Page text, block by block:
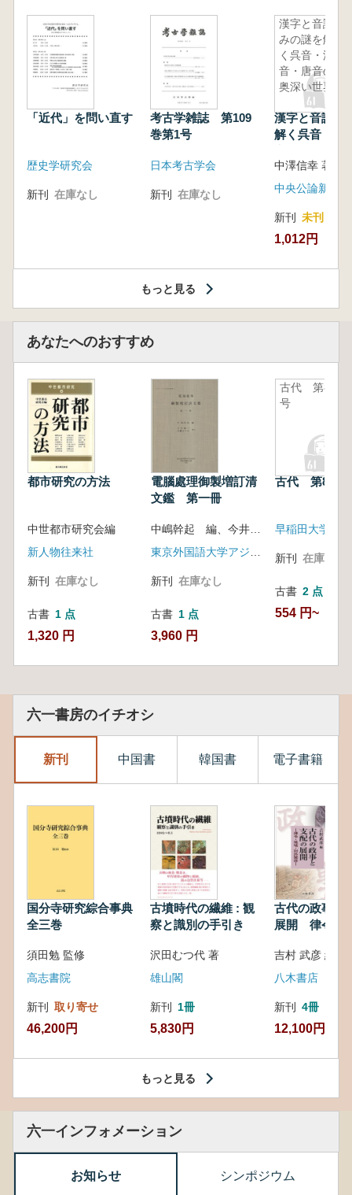
「近代」を問い直す
歴史学研究会
新刊 在庫なし
考古学雑誌 第109
巻第1号
日本考古学会
新刊 在庫なし
漢字と音読
みの謎を解
く呉音・漢
音・唐音の
奥深い世界
漢字と音読み
解く呉音・漢
中澤信幸 著
中央公論新社
新刊 未刊
1,012円
もっと見る
あなたへのおすすめ
都市研究の方法
中世都市研究会編
新人物往来社
新刊 在庫なし
古書 1 点
1,320 円
電腦處理御製増訂清
文鑑 第一冊
新刊 在庫なし
古書 1 点
3,960 円
古代 第84
号
古代 第84号
早稲田大学考
新刊 在庫なし
古書 2 点
554 円~
六一書房のイチオシ
新刊 中国書 韓国書 電子書籍
国分寺研究綜合事典
全三巻
須田勉 監修
高志書院
新刊 取り寄せ
46,200円
古墳時代の繊維 : 観
察と識別の手引き
沢田むつ代 著
雄山閣
新刊 1冊
5,830円
古代の政事と
展開 律令・
吉村 武彦 編集
八木書店
新刊 4冊
12,100円
もっと見る
六一インフォメーション
お知らせ シンポジウム